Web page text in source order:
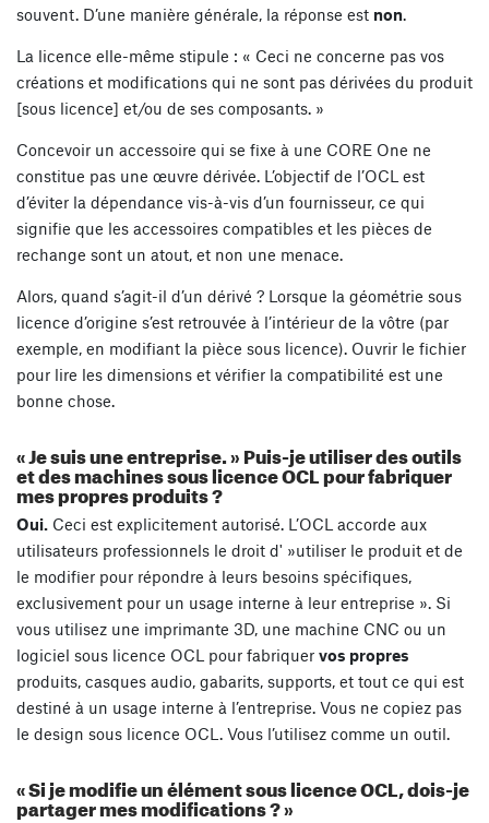
souvent. D’une manière générale, la réponse est non.
La licence elle-même stipule : « Ceci ne concerne pas vos
créations et modifications qui ne sont pas dérivées du produit
[sous licence] et/ou de ses composants. »
Concevoir un accessoire qui se fixe à une CORE One ne
constitue pas une œuvre dérivée. L’objectif de l’OCL est
d’éviter la dépendance vis-à-vis d’un fournisseur, ce qui
signifie que les accessoires compatibles et les pièces de
rechange sont un atout, et non une menace.
Alors, quand s’agit-il d’un dérivé ? Lorsque la géométrie sous
licence d’origine s’est retrouvée à l’intérieur de la vôtre (par
exemple, en modifiant la pièce sous licence). Ouvrir le fichier
pour lire les dimensions et vérifier la compatibilité est une
bonne chose.
« Je suis une entreprise. » Puis-je utiliser des outils
et des machines sous licence OCL pour fabriquer
mes propres produits ?
Oui. Ceci est explicitement autorisé. L’OCL accorde aux
utilisateurs professionnels le droit d' »utiliser le produit et de
le modifier pour répondre à leurs besoins spécifiques,
exclusivement pour un usage interne à leur entreprise ». Si
vous utilisez une imprimante 3D, une machine CNC ou un
logiciel sous licence OCL pour fabriquer vos propres
produits, casques audio, gabarits, supports, et tout ce qui est
destiné à un usage interne à l’entreprise. Vous ne copiez pas
le design sous licence OCL. Vous l’utilisez comme un outil.
« Si je modifie un élément sous licence OCL, dois-je
partager mes modifications ? »